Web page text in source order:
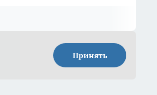
Принять